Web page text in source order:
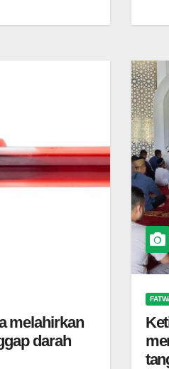
melahirkan
darah